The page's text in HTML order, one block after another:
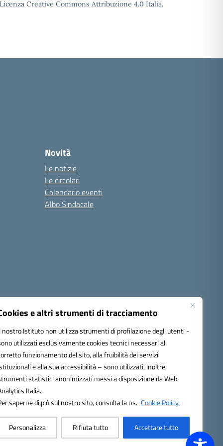
e altri strumenti di tracciamento
nostro Istituto non utilizza strumenti di profilazione degli utenti -
utilizzati esclusivamente cookies tecnici necessari al
funzionamento del sito, alla fruibilità dei servizi
e alla sua accessibilità – sono utilizzati, inoltre,
statistici anonimizzati messi a disposizione da Web
Italia.
saperne di più sul nostro sito, consulta la ns. Cookie Policy.
Personalizza Rifiuta tutto Accettare tutto
Creative Commons Attribuzione 4.0 Italia.
Novità
Le notizie
Le circolari
Calendario eventi
Albo Sindacale